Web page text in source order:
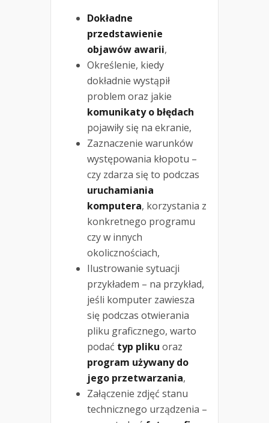
Dokładne
przedstawienie
objawów awarii,
Określenie, kiedy
dokładnie wystąpił
problem oraz jakie
komunikaty o błędach
pojawiły się na ekranie,
Zaznaczenie warunków
występowania kłopotu –
czy zdarza się to podczas
uruchamiania
komputera, korzystania z
konkretnego programu
czy w innych
okolicznościach,
Ilustrowanie sytuacji
przykładem – na przykład,
jeśli komputer zawiesza
się podczas otwierania
pliku graficznego, warto
podać typ pliku oraz
program używany do
jego przetwarzania,
Załączenie zdjęć stanu
technicznego urządzenia –